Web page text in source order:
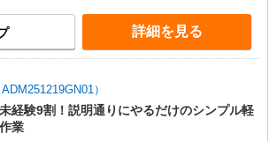
詳細を見る
）
未経験9割！説明通りにやるだけのシンプル軽
作業